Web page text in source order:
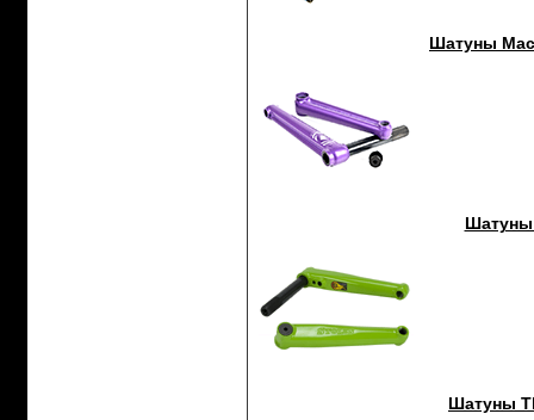
Шатуны
Шатуны
Шатуны